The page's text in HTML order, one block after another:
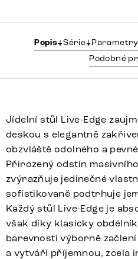
Popis Série Parametry
Podobné
Jídelní stůl Live-Edge
deskou s elegantně
obzvláště odolného a
Přirozený odstín
zvýrazňuje jedinečné
sofistikovaně podtrhuje
Každý stůl Live-Edge je
však díky klasicky
barevnosti výborně
a vytváří příjemnou, zcela